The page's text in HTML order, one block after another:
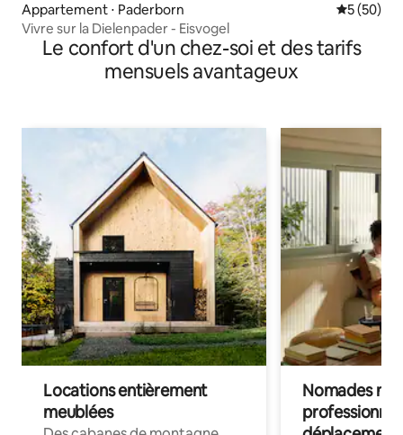
Appartement ⋅ Paderborn
5 (50)
Vivre sur la Dielenpader - Eisvogel
Le confort d'un chez-soi et des tarifs
mensuels avantageux
Locations entièrement
meublées
Nomades